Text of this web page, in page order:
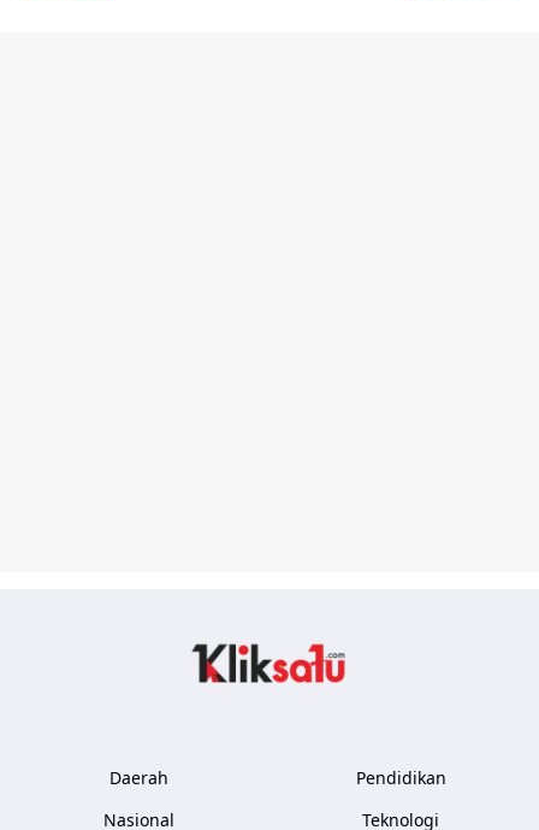
Daerah
Nasional
Pendidikan
Teknologi